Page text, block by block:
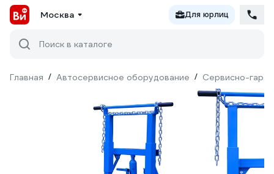
Москва Для юрлиц
Поиск в каталоге
Главная / Автосервисное оборудование / Сервисно-